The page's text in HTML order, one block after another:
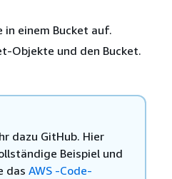
in einem Bucket auf.
Objekte und den Bucket.
dazu GitHub. Hier
Beispiel und
das AWS -Code-